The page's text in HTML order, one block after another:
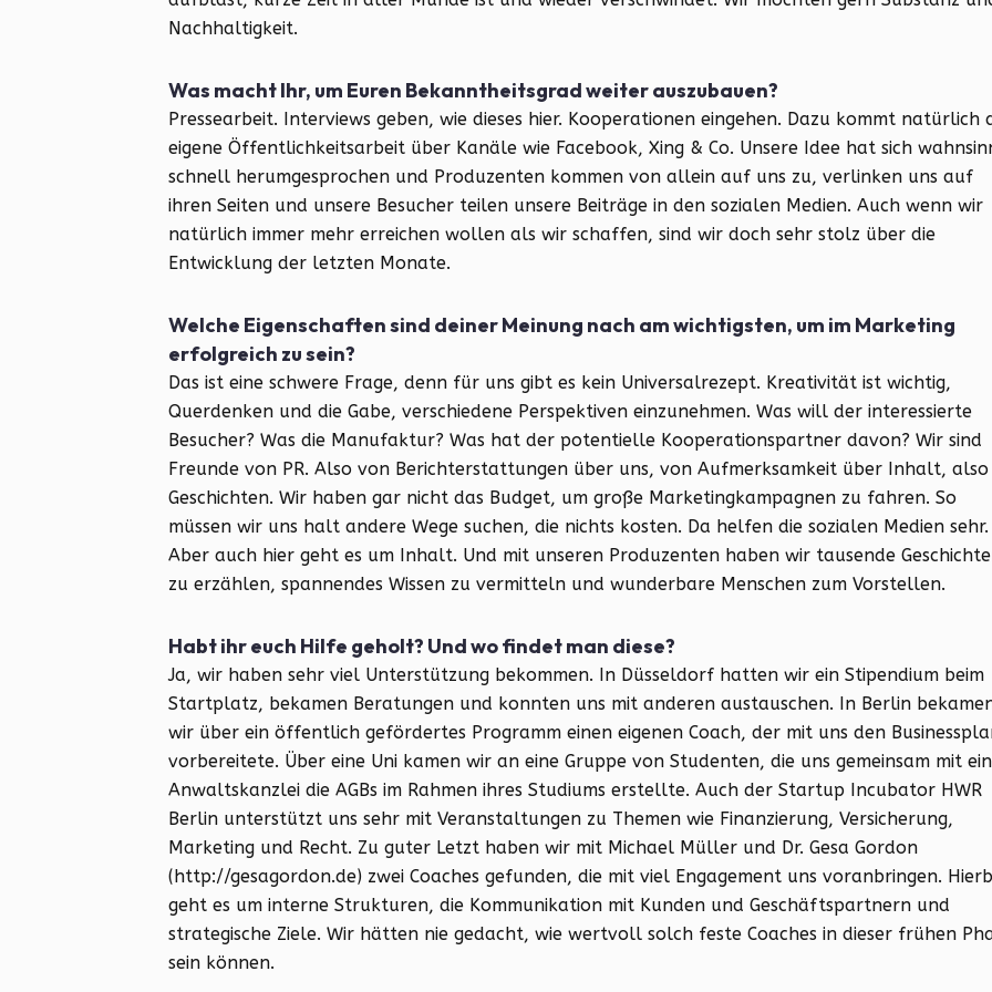
Nachhaltigkeit.
Was macht Ihr, um Euren Bekanntheitsgrad weiter auszubauen?
Pressearbeit. Interviews geben, wie dieses hier. Kooperationen eingehen. Dazu kommt natürlich
eigene Öffentlichkeitsarbeit über Kanäle wie Facebook, Xing & Co. Unsere Idee hat sich
schnell herumgesprochen und Produzenten kommen von allein auf uns zu, verlinken uns auf
ihren Seiten und unsere Besucher teilen unsere Beiträge in den sozialen Medien. Auch wenn wir
natürlich immer mehr erreichen wollen als wir schaffen, sind wir doch sehr stolz über die
Entwicklung der letzten Monate.
Welche Eigenschaften sind deiner Meinung nach am wichtigsten, um im Marketing
erfolgreich zu sein?
Das ist eine schwere Frage, denn für uns gibt es kein Universalrezept. Kreativität ist wichtig,
Querdenken und die Gabe, verschiedene Perspektiven einzunehmen. Was will der interessierte
Besucher? Was die Manufaktur? Was hat der potentielle Kooperationspartner davon? Wir sind
Freunde von PR. Also von Berichterstattungen über uns, von Aufmerksamkeit über Inhalt, also
Geschichten. Wir haben gar nicht das Budget, um große Marketingkampagnen zu fahren. So
müssen wir uns halt andere Wege suchen, die nichts kosten. Da helfen die sozialen Medien sehr.
Aber auch hier geht es um Inhalt. Und mit unseren Produzenten haben wir tausende
zu erzählen, spannendes Wissen zu vermitteln und wunderbare Menschen zum Vorstellen.
Habt ihr euch Hilfe geholt? Und wo findet man diese?
Ja, wir haben sehr viel Unterstützung bekommen. In Düsseldorf hatten wir ein Stipendium beim
Startplatz, bekamen Beratungen und konnten uns mit anderen austauschen. In Berlin
wir über ein öffentlich gefördertes Programm einen eigenen Coach, der mit uns den
vorbereitete. Über eine Uni kamen wir an eine Gruppe von Studenten, die uns gemeinsam mit
Anwaltskanzlei die AGBs im Rahmen ihres Studiums erstellte. Auch der Startup Incubator HWR
Berlin unterstützt uns sehr mit Veranstaltungen zu Themen wie Finanzierung, Versicherung,
Marketing und Recht. Zu guter Letzt haben wir mit Michael Müller und Dr. Gesa Gordon
(http://gesagordon.de) zwei Coaches gefunden, die mit viel Engagement uns voranbringen.
geht es um interne Strukturen, die Kommunikation mit Kunden und Geschäftspartnern und
strategische Ziele. Wir hätten nie gedacht, wie wertvoll solch feste Coaches in dieser frühen
sein können.